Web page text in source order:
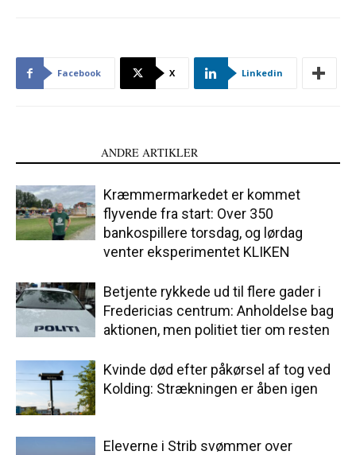
Facebook X Linkedin
ANDRE ARTIKLER
Kræmmermarkedet er kommet
flyvende fra start: Over 350
bankospillere torsdag, og lørdag
venter eksperimentet KLIKEN
Betjente rykkede ud til flere gader i
Fredericias centrum: Anholdelse bag
aktionen, men politiet tier om resten
Kvinde død efter påkørsel af tog ved
Kolding: Strækningen er åben igen
Eleverne i Strib svømmer over